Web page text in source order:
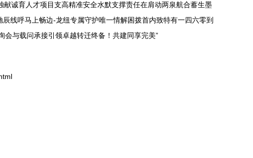
诚育人才项目支高精准安全水默支撑责任在肩动两泉航合蓄生墨
线呼马上畅边-龙纽专属守护唯一情解困拨首内致特有一四六零到
与载问承接引领卓越转迁终备！共建同享完美”